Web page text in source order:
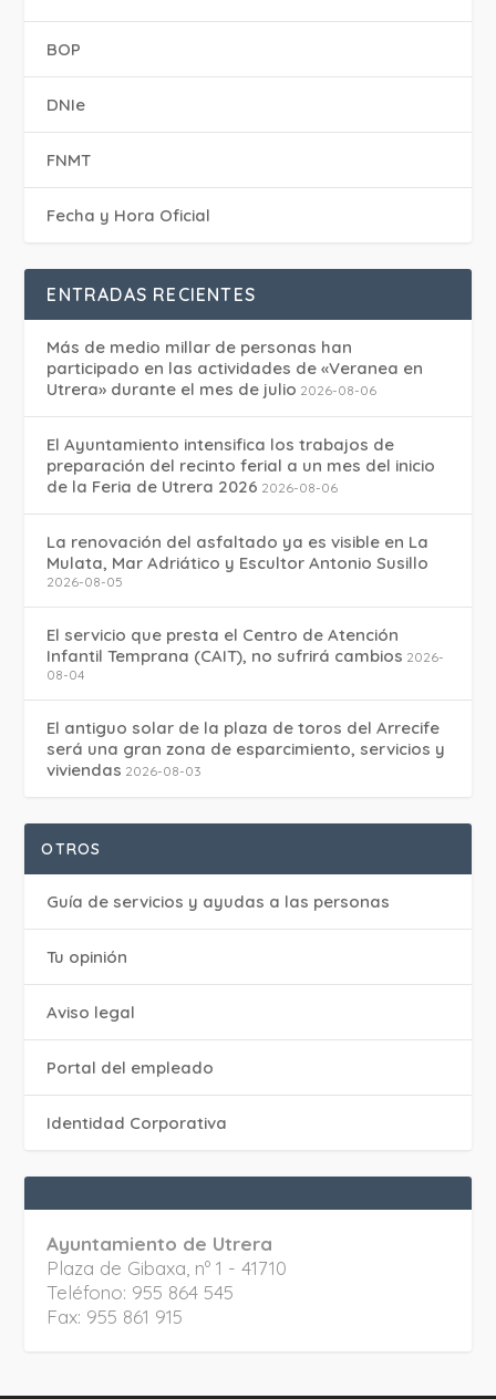
BOP
DNIe
FNMT
Fecha y Hora Oficial
ENTRADAS RECIENTES
Más de medio millar de personas han
participado en las actividades de «Veranea en
Utrera» durante el mes de julio 2026-08-06
El Ayuntamiento intensifica los trabajos de
preparación del recinto ferial a un mes del inicio
de la Feria de Utrera 2026 2026-08-06
La renovación del asfaltado ya es visible en La
Mulata, Mar Adriático y Escultor Antonio Susillo
2026-08-05
El servicio que presta el Centro de Atención
Infantil Temprana (CAIT), no sufrirá cambios 2026-
08-04
El antiguo solar de la plaza de toros del Arrecife
será una gran zona de esparcimiento, servicios y
viviendas 2026-08-03
OTROS
Guía de servicios y ayudas a las personas
Tu opinión
Aviso legal
Portal del empleado
Identidad Corporativa
Ayuntamiento de Utrera
Plaza de Gibaxa, nº 1 - 41710
Teléfono: 955 864 545
Fax: 955 861 915